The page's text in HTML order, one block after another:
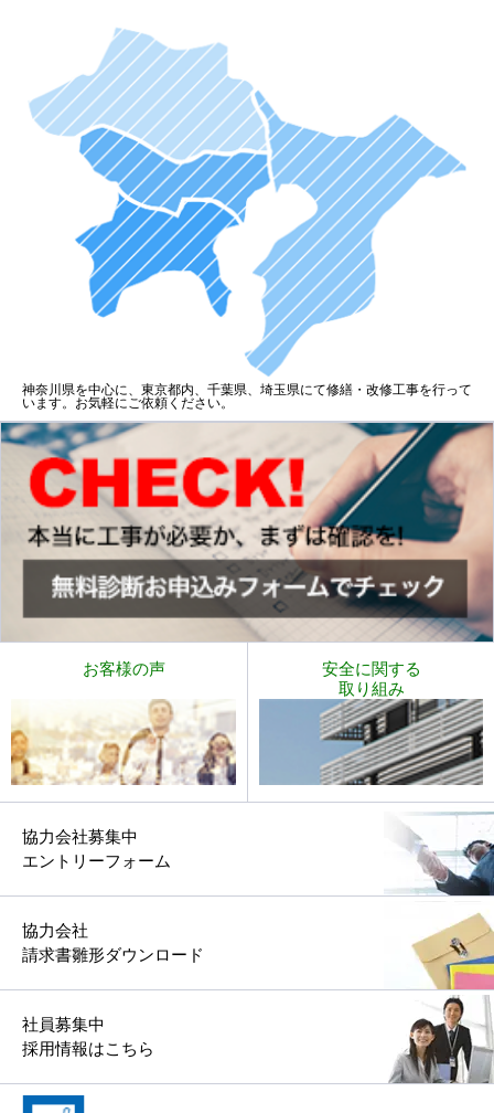
神奈川県を中心に、東京都内、千葉県、埼玉県にて修繕・改修工事を行って
います。お気軽にご依頼ください。
お客様の声
安全に関する
取り組み
協力会社募集中
エントリーフォーム
協力会社
請求書雛形ダウンロード
社員募集中
採用情報はこちら